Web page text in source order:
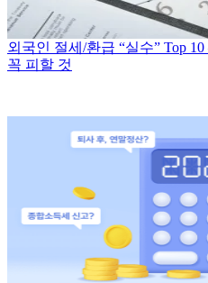
외국인 절세/환급 “실수” Top
꼭 피할 것